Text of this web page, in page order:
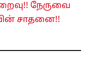
நேருவை
சாதனை!!